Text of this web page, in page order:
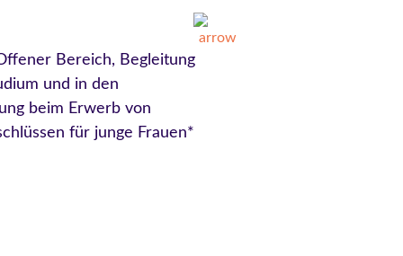
Bereich, Begleitung
und in den
beim Erwerb von
für junge Frauen*